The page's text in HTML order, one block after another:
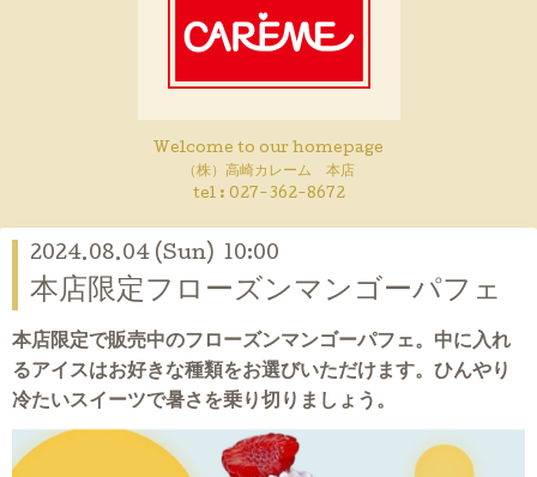
Welcome to our homepage
（株）高崎カレーム 本店
tel : 027-362-8672
2024.08.04 (Sun) 10:00
本店限定フローズンマンゴーパフェ
本店限定で販売中のフローズンマンゴーパフェ。中に入れ
るアイスはお好きな種類をお選びいただけます。ひんやり
冷たいスイーツで暑さを乗り切りましょう。